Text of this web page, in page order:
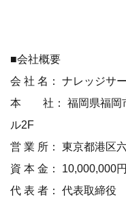
■会社概要
会 社 名： ナレッジサ
本 社： 福岡県福岡
ル2F
営 業 所： 東京都港区
資 本 金： 10,000,000円
代 表 者： 代表取締役